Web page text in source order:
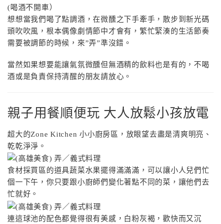
(喝酒不開車）
想想當我們喝了點調酒，在微醺之下手牽手，散步到新光碼
頭吹吹風，根本偶像劇情節中才會有，繁忙緊湊的生活節奏
需要被調節的時候，來”弄”準沒錯。
當然如果想要能讓氣氛微醺但無酒精的飲料也是有的，不喝
酒或是負責保持清醒的朋友請放心。
親子用餐順便玩 大人放鬆小孩放電
超大的Zone Kitchen 小小廚房區，放眼望去盡是清爽明亮、
乾乾淨淨。
食材採買區的道具蔬菜水果擺得滿滿滿，可以讓小人兒們忙
個一下午，你只要跟小廚師們變化著點不同的菜，讓他們去
忙就好。
連這球池的配色都覺得很有美感，白粉灰褐，歡快而又沉